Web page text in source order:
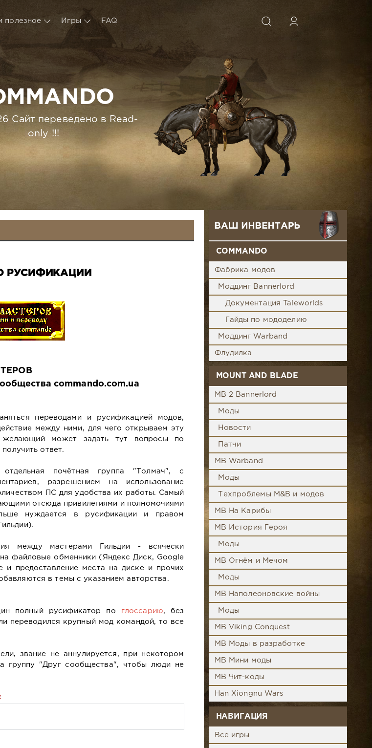
полезное Игры FAQ
Сайт переведено в Read-
only !!!
РУСИФИКАЦИИ
commando.com.ua
переводами и русификацией модов,
между ними, для чего открываем эту
может задать тут вопросы по
ответ.
почётная группа "Толмач", с
разрешением на использование
ПС для удобства их работы. Самый
отсюда привилегиями и полномочиями
нуждается в русификации и правом
между мастерами Гильдии - всячески
файловые обменники (Яндекс Диск, Google
и предоставление места на диске и прочих
в темы с указанием авторства.
полный русификатор по глоссарию, без
переводился крупный мод командой, то все
звание не аннулируется, при некотором
группу "Друг сообщества", чтобы люди не
COMMANDO
Фабрика модов
Моддинг Bannerlord
Документация Taleworlds
Гайды по мододелию
Моддинг Warband
Флудилка
MOUNT AND BLADE
MB 2 Bannerlord
Моды
Новости
Патчи
MB Warband
Моды
Техпроблемы M&B и модов
MB На Карибы
MB История Героя
Моды
MB Огнём и Мечом
Моды
MB Наполеоновские войны
Моды
MB Viking Conquest
MB Моды в разработке
MB Мини моды
MB Чит-коды
Han Xiongnu Wars
НАВИГАЦИЯ
Все игры